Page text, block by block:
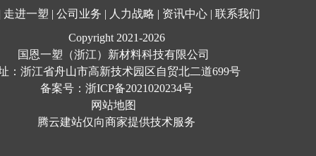
走进一塑 | 公司业务 | 人力战略 | 资讯中心| 联系我们
Copyright 2021-2026
国恩一塑（浙江）新材料科技有限公司
：浙江省舟山市高新技术园区自贸北二道699号
备案号： 浙ICP备2021020234号
网站地图
腾云建站仅向商家提供技术服务